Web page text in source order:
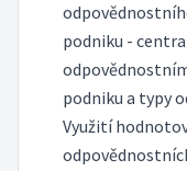
podniku -
podniku a typy
Využití